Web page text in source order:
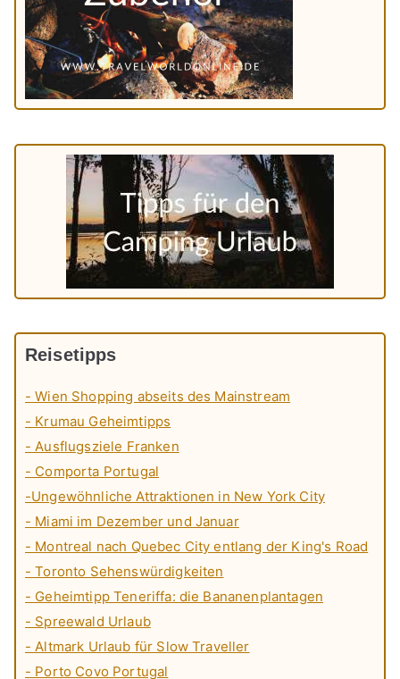
Reisetipps
- Wien Shopping abseits des Mainstream
- Krumau Geheimtipps
- Ausflugsziele Franken
- Comporta Portugal
-Ungewöhnliche Attraktionen in New York City
- Miami im Dezember und Januar
- Montreal nach Quebec City entlang der King's Road
- Toronto Sehenswürdigkeiten
- Geheimtipp Teneriffa: die Bananenplantagen
- Spreewald Urlaub
- Altmark Urlaub für Slow Traveller
- Porto Covo Portugal